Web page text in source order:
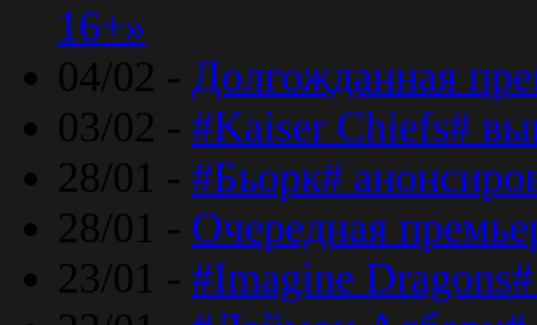
16+»
04/02 - Долгожданная
03/02 - #Kaiser Chiefs#
28/01 - #Бьорк#
28/01 - Очередная
23/01 - #Imagine